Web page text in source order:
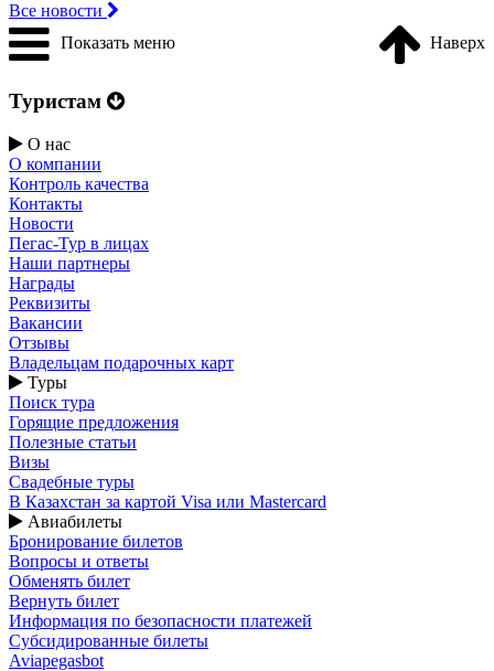
Все новости
Показать меню
Наверх
Туристам
О нас
О компании
Контроль качества
Контакты
Новости
Пегас-Тур в лицах
Наши партнеры
Награды
Реквизиты
Вакансии
Отзывы
Владельцам подарочных карт
Туры
Поиск тура
Горящие предложения
Полезные статьи
Визы
Свадебные туры
В Казахстан за картой Visa или Masterсard
Авиабилеты
Бронирование билетов
Вопросы и ответы
Обменять билет
Вернуть билет
Информация по безопасности платежей
Субсидированные билеты
Aviapegasbot